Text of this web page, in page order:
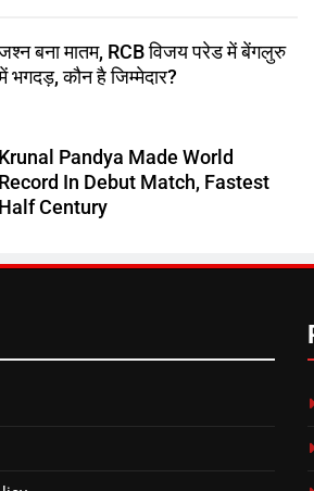
बना मातम, RCB विजय परेड में बेंगलुरु
भगदड़, कौन है जिम्मेदार?
Krunal Pandya Made World
Record In Debut Match, Fastest
Half Century